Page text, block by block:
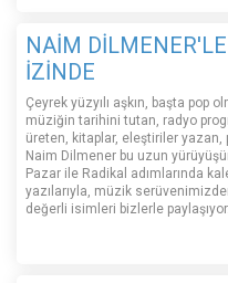
NAİM
İZİNDE
Çeyrek yüzyılı aşkın, başta pop
müziğin tarihini tutan, radyo
üreten, kitaplar, eleştiriler yazan,
Naim Dilmener bu uzun
Pazar ile Radikal adımlarında
yazılarıyla, müzik
değerli isimleri bizlerle paylaşıyor.